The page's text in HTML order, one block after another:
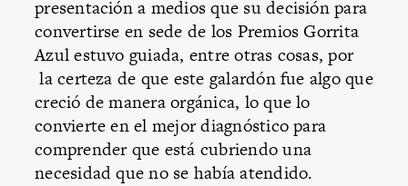
presentación a medios que su decisión para
convertirse en sede de los Premios Gorrita
Azul estuvo guiada, entre otras cosas, por
la certeza de que este galardón fue algo que
creció de manera orgánica, lo que lo
convierte en el mejor diagnóstico para
comprender que está cubriendo una
necesidad que no se había atendido.